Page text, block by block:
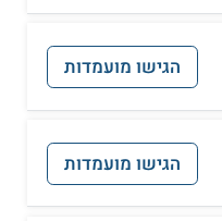
הגישו מועמדות
הגישו מועמדות